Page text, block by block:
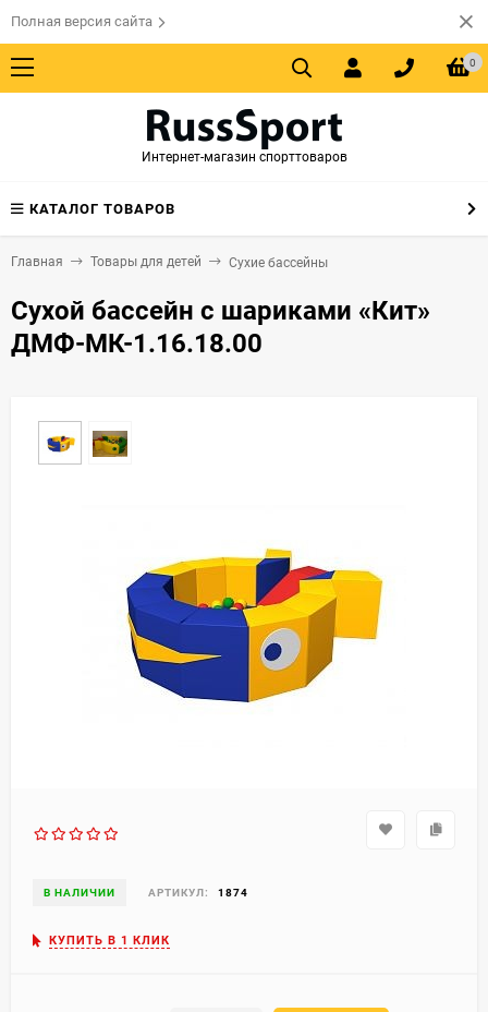
Полная версия сайта
0
Интернет-магазин спорттоваров
КАТАЛОГ ТОВАРОВ
Главная Товары для детей Сухие бассейны
Сухой бассейн с шариками «Кит»
ДМФ-МК-1.16.18.00
В НАЛИЧИИ АРТИКУЛ: 1874
КУПИТЬ В 1 КЛИК